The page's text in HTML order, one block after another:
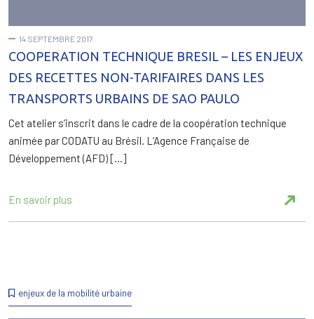
14 SEPTEMBRE 2017
COOPERATION TECHNIQUE BRESIL – LES ENJEUX
DES RECETTES NON-TARIFAIRES DANS LES
TRANSPORTS URBAINS DE SAO PAULO
Cet atelier s’inscrit dans le cadre de la coopération technique
animée par CODATU au Brésil. L’Agence Française de
Développement (AFD) […]
En savoir plus
enjeux de la mobilité urbaine